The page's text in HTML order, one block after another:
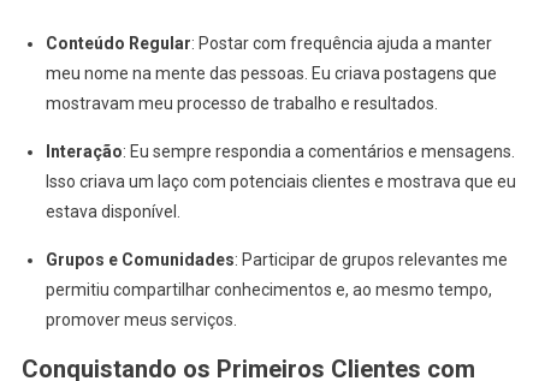
Conteúdo Regular: Postar com frequência ajuda a manter
meu nome na mente das pessoas. Eu criava postagens que
mostravam meu processo de trabalho e resultados.
Interação: Eu sempre respondia a comentários e mensagens.
Isso criava um laço com potenciais clientes e mostrava que eu
estava disponível.
Grupos e Comunidades: Participar de grupos relevantes me
permitiu compartilhar conhecimentos e, ao mesmo tempo,
promover meus serviços.
Conquistando os Primeiros Clientes com